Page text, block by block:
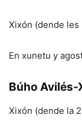
Xixón (dende les
En xunetu y
Búho
Xixón (dende la